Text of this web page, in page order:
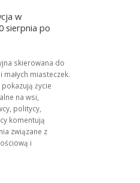
w
sierpnia po
skierowana do
miasteczek.
życie
na wsi,
politycy,
komentują
związane z
i